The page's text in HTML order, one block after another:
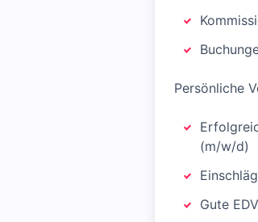
Persönliche
(m/w/d)
Gute